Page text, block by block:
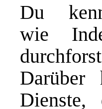
Du
wie
Dienste,